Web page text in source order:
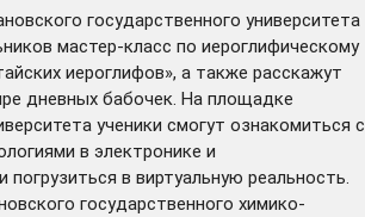
государственного университета
мастер-класс по иероглифическому
иероглифов», а также расскажут
дневных бабочек. На площадке
ученики смогут ознакомиться с
в электронике и
погрузиться в виртуальную реальность.
государственного химико-